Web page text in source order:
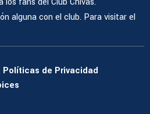
alguna con el club. Para visitar el
Políticas de Privacidad